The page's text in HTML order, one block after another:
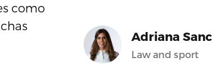
como
Adriana
Law and sport